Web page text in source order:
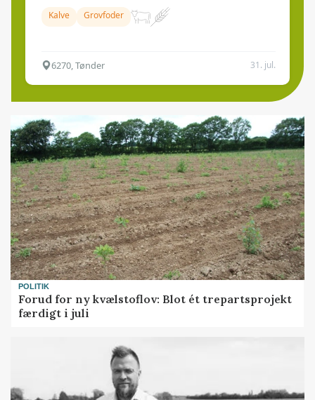
Kalve Grovfoder
6270, Tønder 31. jul.
POLITIK
Forud for ny kvælstoflov: Blot ét trepartsprojekt
færdigt i juli